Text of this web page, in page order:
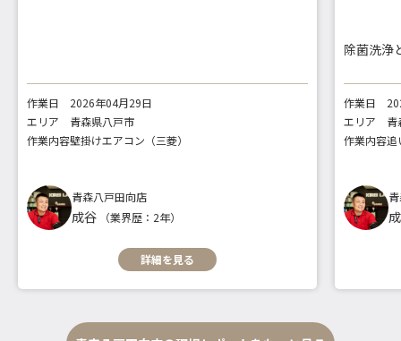
作業日
2026年04月29日
エリア
青森県八戸市
作業内容壁掛けエアコン（三菱）
青森八戸田向店
成谷 （業界歴：2年）
詳細を見る
除菌洗浄
作業日
エリア
青
作業内容追